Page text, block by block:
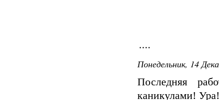
....
Понедельник, 14
Последняя
каникулами! Ура!